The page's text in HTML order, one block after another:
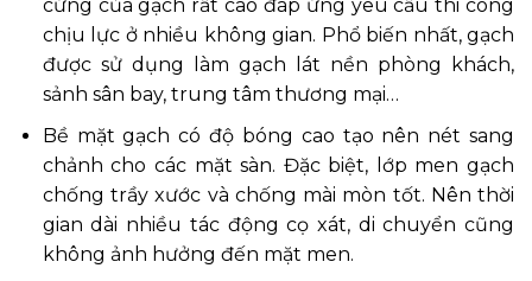
cứng của gạch rất cao đáp ứng yêu cầu thi công
chịu lực ở nhiều không gian. Phổ biến nhất, gạch
được sử dụng làm gạch lát nền phòng khách,
sảnh sân bay, trung tâm thương mại…
Bề mặt gạch có độ bóng cao tạo nên nét sang
chảnh cho các mặt sàn. Đặc biệt, lớp men gạch
chống trầy xước và chống mài mòn tốt. Nên thời
gian dài nhiều tác động cọ xát, di chuyển cũng
không ảnh hưởng đến mặt men.